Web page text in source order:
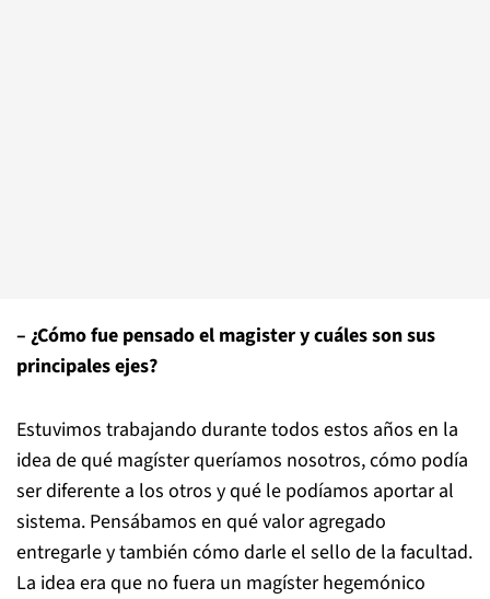
– ¿Cómo fue pensado el magister y cuáles son sus
principales ejes?
Estuvimos trabajando durante todos estos años en la
idea de qué magíster queríamos nosotros, cómo podía
ser diferente a los otros y qué le podíamos aportar al
sistema. Pensábamos en qué valor agregado
entregarle y también cómo darle el sello de la facultad.
La idea era que no fuera un magíster hegemónico